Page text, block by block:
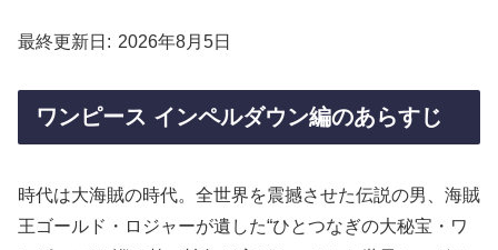
最終更新日 2026年8月5日
ワンピース インペルダウン編のあらすじ
時代は大海賊の時代。全世界を震撼させた伝説の男、海賊
王ゴールド・ロジャーが遺した“ひとつなぎの大秘宝・ワ